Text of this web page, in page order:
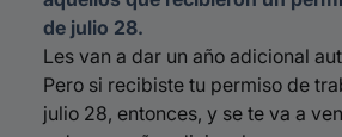
de julio 28.
Les van a dar un año adicional
Pero si recibiste tu permiso de
julio 28, entonces, y se te va a